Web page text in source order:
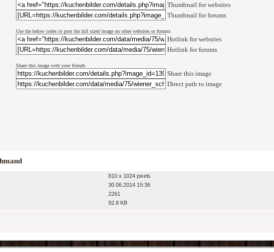
Thumbnail for websites
Thumbnail for forums
Use the below codes to post the full sized image on other websites or forums
Hotlink for websites
Hotlink for forums
Share this image with your friends
Share this image
Direct path to image
810 x 1024 pixels
30.06.2014 15:36
2261
92.8 KB